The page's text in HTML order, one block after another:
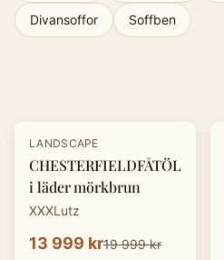
Divansoffor Soffben
- 30%
LANDSCAPE
CHESTERFIELDFÅTÖLJ
i läder mörkbrun
XXXLutz
13 999 kr19 999 kr